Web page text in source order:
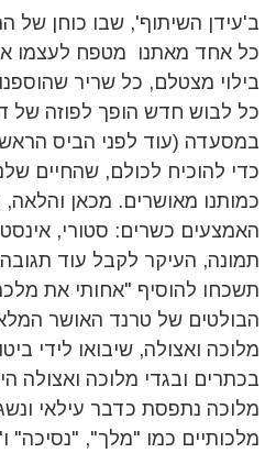
ב'עידן השיתוף', שבו כוחן של
כל אחד מאתנו מטפח לעצמו
בילוי מצטלם, כל שריר
כל לבוש חדש הופך לפוזה של
במסעדה (עוד לפני הביס
כדי להוכיח לכולם, שהחיים
כמותנו מאושרים. מכאן והלאה,
האמצעים כשרים: סטורי,
תמונה, העיקר לקבל עוד
תשכחו להוסיף "אחותי את
הבולטים של טרנד האושר
מלוכה ואצולה, שיבואו לידי
בכתרים ובגדי מלוכה ואצולה
מלוכה נתפסת כדבר עילאי
מלכותיים כמו "מלך", "נסיכה"